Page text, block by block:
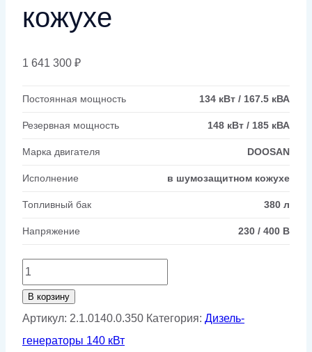
кожухе
1 641 300 ₽
Постоянная мощность 134 кВт / 167.5 кВА
Резервная мощность 148 кВт / 185 кВА
Марка двигателя DOOSAN
Исполнение в шумозащитном кожухе
Топливный бак 380 л
Напряжение 230 / 400 В
Количество
товара
AKSA
AD
В корзину
Артикул: 2.1.0140.0.350 Категория: Дизель-
генераторы 140 кВт